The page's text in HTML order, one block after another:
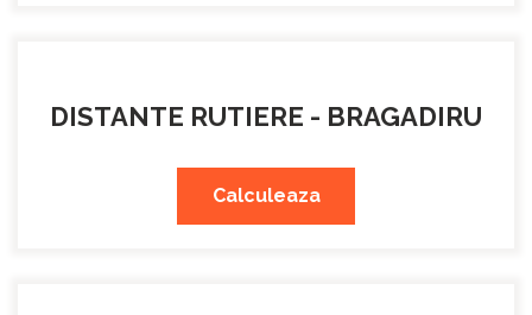
DISTANTE RUTIERE - BRAGADIRU
Calculeaza